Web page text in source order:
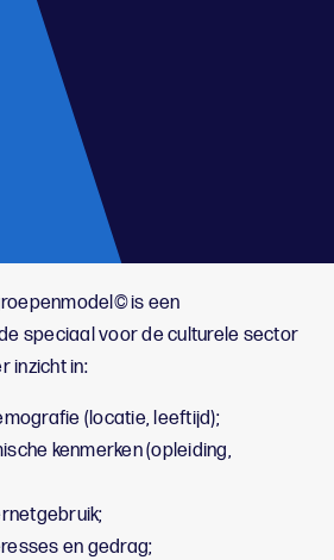
is een
speciaal voor de culturele sector
inzicht in:
(locatie, leeftijd);
kenmerken (opleiding,
en gedrag;